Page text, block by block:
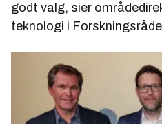
godt valg, sier
teknologi i